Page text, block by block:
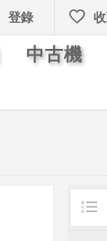
登錄
中古機